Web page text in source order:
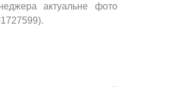
актуальне фото